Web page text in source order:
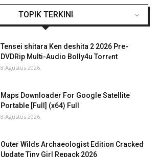
TOPIK TERKINI
Tensei shitara Ken deshita 2 2026 Pre-
DVDRip Multi-Audio Bolly4u Torr𝐞nt
8 Agustus 2026
Maps Downloader For Google Satellite
Portable [Full] (x64) Full
8 Agustus 2026
Outer Wilds Archaeologist Edition Cracked
Update Tiny Girl Repack 2026